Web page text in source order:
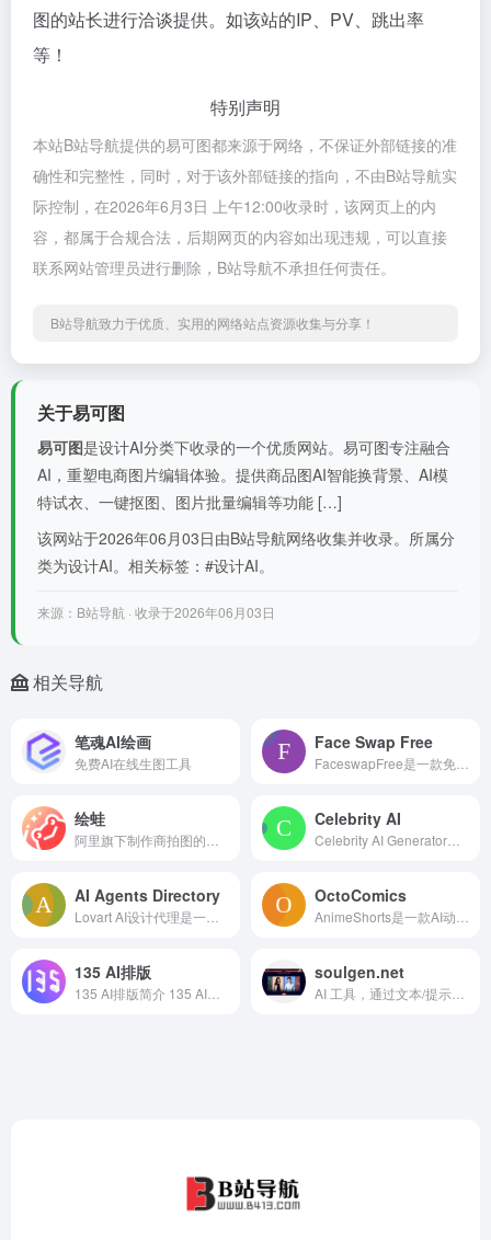
图的站长进行洽谈提供。如该站的IP、PV、跳出率
等！
特别声明
本站B站导航提供的易可图都来源于网络，不保证外部链接的准
确性和完整性，同时，对于该外部链接的指向，不由B站导航实
际控制，在2026年6月3日 上午12:00收录时，该网页上的内
容，都属于合规合法，后期网页的内容如出现违规，可以直接
联系网站管理员进行删除，B站导航不承担任何责任。
B站导航致力于优质、实用的网络站点资源收集与分享！
关于易可图
易可图是设计AI分类下收录的一个优质网站。易可图专注融合
AI，重塑电商图片编辑体验。提供商品图AI智能换背景、AI模
特试衣、一键抠图、图片批量编辑等功能 […]
该网站于2026年06月03日由B站导航网络收集并收录。所属分
类为设计AI。相关标签：#设计AI。
来源：B站导航 · 收录于2026年06月03日
相关导航
笔魂AI绘画
免费AI在线生图工具
Face Swap Free
绘蛙 Celebrity AI
AI Agents Directory OctoComics
135 AI排版 soulgen.net